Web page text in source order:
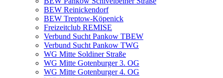
BEW Reinickendorf
BEW Treptow-Köpenick
Freizeitclub REMISE
Verbund Sucht Pankow TBEW
Verbund Sucht Pankow TWG
WG Mitte Soldiner Straße
WG Mitte Gotenburger 3. OG
WG Mitte Gotenburger 4. OG